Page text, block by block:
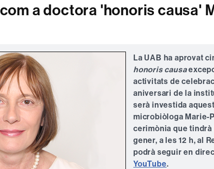
a doctora 'honoris causa'
La UAB ha aprovat
honoris causa
activitats de
aniversari de la
serà investida
microbiòloga Marie-
cerimònia que
gener, a les 12 h, al
podrà seguir en
YouTube.